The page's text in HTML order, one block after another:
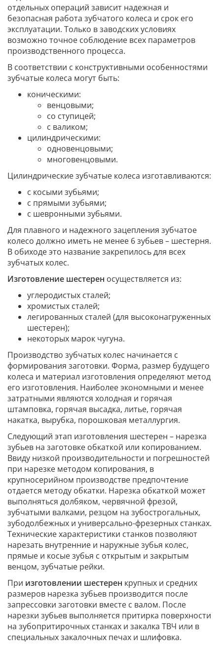
отдельных операций зависит надежная и
безопасная работа зубчатого колеса и срок его
эксплуатации. Только в заводских условиях
возможно точное соблюдение всех параметров
производственного процесса.
В соответствии с конструктивными особенностями
зубчатые колеса могут быть:
коническими:
венцовыми;
со ступицей;
с валиком;
цилиндрическими:
одновенцовыми;
многовенцовыми.
Цилиндрические зубчатые колеса изготавливаются:
с косыми зубьями;
с прямыми зубьями;
с шевронными зубьями.
Для плавного и надежного зацепления зубчатое
колесо должно иметь не менее 6 зубьев – шестерня.
В обиходе это название закрепилось для всех
зубчатых колес.
Изготовление шестерен осуществляется из:
углеродистых сталей;
хромистых сталей;
легированных сталей (для высоконагруженных
шестерен);
некоторых марок чугуна.
Производство зубчатых колес начинается с
формирования заготовки. Форма, размер будущего
колеса и материал изготовления определяют метод
его изготовления. Наиболее экономными и менее
затратными являются холодная и горячая
штамповка, горячая высадка, литье, горячая
накатка, вырубка, порошковая металлургия.
Следующий этап изготовления шестерен – нарезка
зубьев на заготовке обкаткой или копированием.
Ввиду низкой производительности и погрешностей
при нарезке методом копирования, в
крупносерийном производстве предпочтение
отдается методу обкатки. Нарезка обкаткой может
выполняться долбяком, червячной фрезой,
зубчатыми валками, резцом на зубострогальных,
зубодолбежных и универсально-фрезерных станках.
Технические характеристики станков позволяют
нарезать внутренние и наружные зубья колес,
прямые и косые зубья с открытым и закрытым
венцом, зубчатые рейки.
При изготовлении шестерен крупных и средних
размеров нарезка зубьев производится после
запрессовки заготовки вместе с валом. После
нарезки зубьев выполняется притирка поверхности
на зубопритирочных станках и закалка ТВЧ или в
специальных закалочных печах и шлифовка.